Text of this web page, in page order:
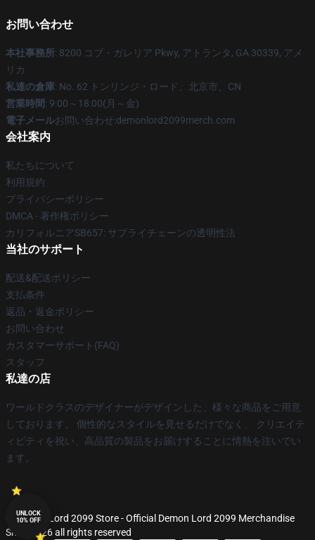
お問い合わせ
本社事務所: 8200 コブ・ガレリア Pkwy, アトランタ, GA 30339, アメ
リカ
私達の倉庫: No. 62 トンリンジ・ロード、北京市、CN
営業時間: 9:00～18:00(月～金)
電子メールお問い合わせ:demonlord2099merch.com
会社案内
私たちについて
利用規約
プライバシーポリシー
DMCA - 著作権ポリシー
カリフォルニアSB657: サプライチェーンの透明性法
当社のサポート
配送&配送ポリシー
支払条件
返品・返金ポリシー
お問い合わせ
カスタマーサポート(FAQ)
スタッフ
私達の店
ワールドクラスのデザイナーがデザインした、様々な商品をご用意
しております。 個性的なスタイルを見せるだけでなく、 クリエイテ
ィビティを祝い、高品質の製品をお届けすることに情熱を注いでい
ます。
© Demon Lord 2099 Store - Official Demon Lord 2099 Merchandise
Shop 2026 all rights reserved
UNLOCK
10% OFF